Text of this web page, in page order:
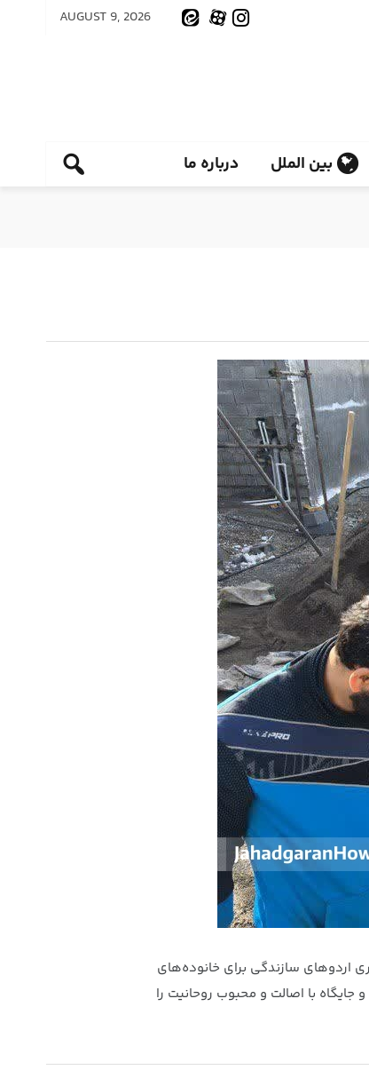
AUGUST 9, 2026
بین الملل درباره ما
اردوهای سازندگی برای خانوده‌های
با اصالت و محبوب روحانیت را